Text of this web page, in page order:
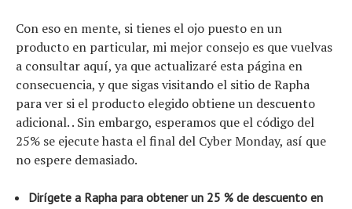
Con eso en mente, si tienes el ojo puesto en un
producto en particular, mi mejor consejo es que vuelvas
a consultar aquí, ya que actualizaré esta página en
consecuencia, y que sigas visitando el sitio de Rapha
para ver si el producto elegido obtiene un descuento
adicional. . Sin embargo, esperamos que el código del
25% se ejecute hasta el final del Cyber ​​Monday, así que
no espere demasiado.
Dirígete a Rapha para obtener un 25 % de descuento en